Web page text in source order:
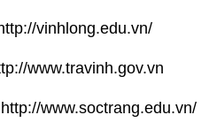
vinhlong.edu.vn/
www.travinh.gov.vn
www.soctrang.edu.vn/